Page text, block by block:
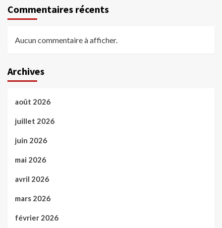
Commentaires récents
Aucun commentaire à afficher.
Archives
août 2026
juillet 2026
juin 2026
mai 2026
avril 2026
mars 2026
février 2026